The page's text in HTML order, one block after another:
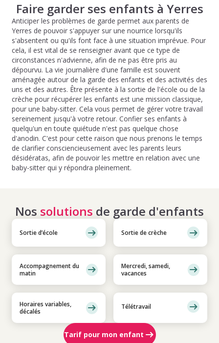
Faire garder ses enfants à Yerres
Anticiper les problèmes de garde permet aux parents de
Yerres de pouvoir s'appuyer sur une nourrice lorsqu'ils
s'absentent ou qu'ils font face à une situation imprévue. Pour
cela, il est vital de se renseigner avant que ce type de
circonstances n'advienne, afin de ne pas être pris au
dépourvu. La vie journalière d'une famille est souvent
aménagée autour de la garde des enfants et des activités des
uns et des autres. Être présente à la sortie de l'école ou de la
crèche pour récupérer les enfants est une mission classique,
pour une baby-sitter. Cela vous permet de gérer votre travail
sereinement jusqu'à votre retour. Confier ses enfants à
quelqu'un en toute quiétude n'est pas quelque chose
d'anodin. C'est pour cette raison que nous prenons le temps
de clarifier consciencieusement avec les parents leurs
désidératas, afin de pouvoir les mettre en relation avec une
baby-sitter qui y répondra pleinement.
Nos solutions de garde d'enfants
Sortie d’école Sortie de crèche
Accompagnement du
matin
Mercredi, samedi,
vacances
Horaires variables,
décalés
Télétravail
Tarif pour mon enfant